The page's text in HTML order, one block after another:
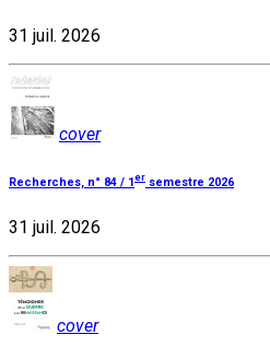
31 juil. 2026
cover
Recherches, n° 84 / 1er semestre 2026
31 juil. 2026
cover